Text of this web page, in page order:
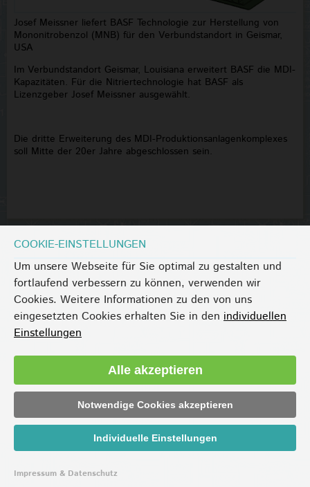
Josef Meissner liefert BASF Technologie zur Herstellung von
Mononitrobenzol (MNB) für den Verbundstandort in Geismar,
USA
Im Verbundstandort Geismar, Louisiana erweitert BASF die MDI-
Kapazitäten. Für die Nitriertechnologie hat BASF als
Lizenzgeber Josef Meissner ausgewählt.
Die dritte Erweiterung des MDI-Produktionsanlagenkomplexes
soll Mitte der 20er Jahre abgeschlossen sein.
COOKIE-EINSTELLUNGEN
Um unsere Webseite für Sie optimal zu gestalten und
fortlaufend verbessern zu können, verwenden wir
Cookies. Weitere Informationen zu den von uns
eingesetzten Cookies erhalten Sie in den individuellen
Einstellungen
Alle akzeptieren
Notwendige Cookies akzeptieren
Impressum & Datenschutz
Individuelle Einstellungen